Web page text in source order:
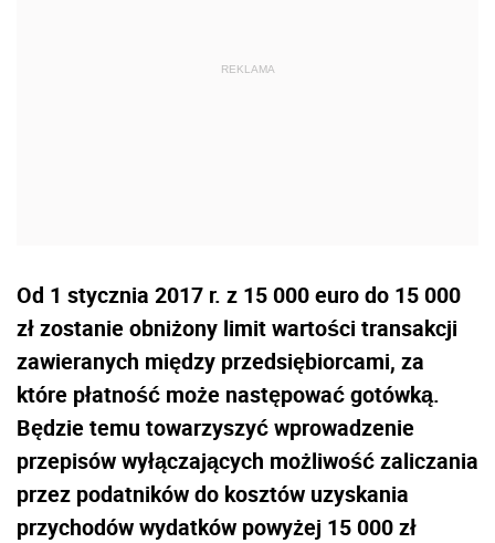
Od 1 stycznia 2017 r. z 15 000 euro do 15 000
zł zostanie obniżony limit wartości transakcji
zawieranych między przedsiębiorcami, za
które płatność może następować gotówką.
Będzie temu towarzyszyć wprowadzenie
przepisów wyłączających możliwość zaliczania
przez podatników do kosztów uzyskania
przychodów wydatków powyżej 15 000 zł